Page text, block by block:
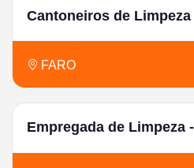
Cantoneiros de Limpeza
FARO
Empregada de Limpeza